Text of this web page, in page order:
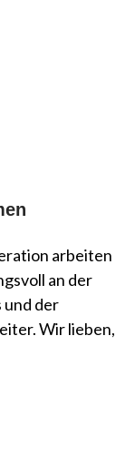
arbeiten
an der
der
Wir lieben,